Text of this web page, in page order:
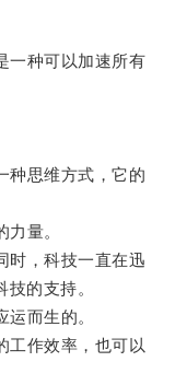
种可以加速所有
思维方式，它的
量。
，科技一直在迅
的支持。
而生的。
作效率，也可以